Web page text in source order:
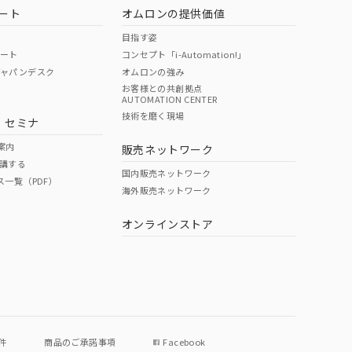
O O
ページへ
ください
ト
ト
パンデスク
セミナ
内
する
覧（PDF）
オムロンの提供価値
目指す姿
コンセプト「i-Automation!」
オムロンの強み
お客様との共創拠点
AUTOMATION CENTER
技術を磨く現場
販売ネットワーク
国内販売ネットワーク
海外販売ネットワーク
オンラインストア
商品のご承諾事項 Facebook